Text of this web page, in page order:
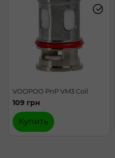
VOOPOO PnP VM3 Coil
109 грн
Купить